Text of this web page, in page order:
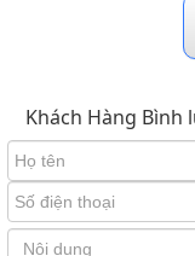
thương hiệu
được vị thế của
trên thế giới. Với
những tính năng
chiếm trọn được
đông đảo người
Khách Hàng Bình